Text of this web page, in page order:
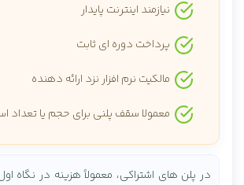
نیازمند اینترنت پایدار
پرداخت دوره ای ثابت
مالکیت نرم افزار نزد ارائه دهنده
معمولا سقف پلنی برای حجم یا تعداد
در پلن های اشتراکی، معمولاً هزینه در نگاه